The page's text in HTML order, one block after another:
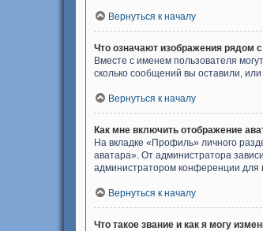
Вернуться к началу
Что означают изображения рядом
Вместе с именем пользователя
сколько сообщений вы оставили,
Вернуться к началу
Как мне включить отображение
На вкладке «Профиль» личного
аватара». От администратора
администратором конференции для
Вернуться к началу
Что такое звание и как я могу